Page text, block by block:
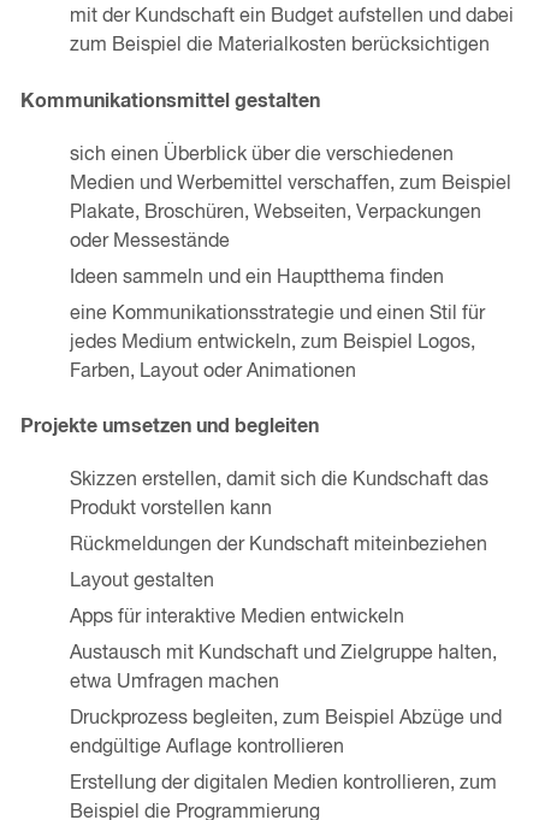
mit der Kundschaft ein Budget aufstellen und dabei
zum Beispiel die Materialkosten berücksichtigen
Kommunikationsmittel gestalten
sich einen Überblick über die verschiedenen
Medien und Werbemittel verschaffen, zum Beispiel
Plakate, Broschüren, Webseiten, Verpackungen
oder Messestände
Ideen sammeln und ein Hauptthema finden
eine Kommunikationsstrategie und einen Stil für
jedes Medium entwickeln, zum Beispiel Logos,
Farben, Layout oder Animationen
Projekte umsetzen und begleiten
Skizzen erstellen, damit sich die Kundschaft das
Produkt vorstellen kann
Rückmeldungen der Kundschaft miteinbeziehen
Layout gestalten
Apps für interaktive Medien entwickeln
Austausch mit Kundschaft und Zielgruppe halten,
etwa Umfragen machen
Druckprozess begleiten, zum Beispiel Abzüge und
endgültige Auflage kontrollieren
Erstellung der digitalen Medien kontrollieren, zum
Beispiel die Programmierung